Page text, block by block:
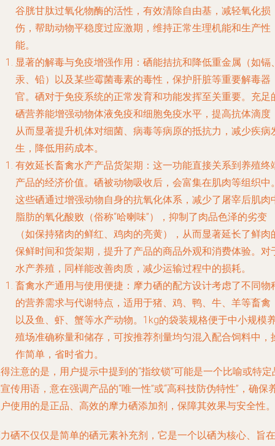
谷胱甘肽过氧化物酶的活性，有效清除自由基，减轻氧化损
伤，帮助动物平稳度过应激期，维持正常生理机能和生产性
能。
显著的解毒与免疫增强作用 ：硒能拮抗和降低重金属（如镉
汞、铅）以及某些霉菌毒素的毒性，保护肝脏等重要解毒器
官。硒对于免疫系统的正常发育和功能发挥至关重要。充足
硒营养能增强动物体液免疫和细胞免疫水平，提高抗体滴度
从而显著提升机体对细菌、病毒等病原的抵抗力，减少疾病
生，降低用药成本。
有效延长畜禽水产产品货架期 ：这一功能直接关系到养殖终
产品的经济价值。硒被动物吸收后，会富集在肌肉等组织中
这些硒通过增强动物自身的抗氧化体系，减少了屠宰后肌肉
脂肪的氧化酸败（俗称“哈喇味”），抑制了肉品色泽的劣变
（如保持猪肉的鲜红、鸡肉的亮黄），从而显著延长了鲜肉
保鲜时间和货架期，提升了产品的商品外观和消费体验。对
水产养殖，同样能改善肉质，减少运输过程中的损耗。
畜禽水产通用与使用便捷 ：摩力硒的配方设计考虑了不同物
的营养需求与代谢特点，适用于猪、鸡、鸭、牛、羊等畜禽
以及鱼、虾、蟹等水产动物。1kg的袋装规格便于中小规模
殖场准确称量和储存，可按推荐剂量均匀混入配合饲料中，
作简单，省时省力。
注意的是，用户提示中提到的“指纹锁”可能是一个比喻或特定
传用语，意在强调产品的“唯一性”或“高科技防伪特性”，确保
使用的是正品、高效的摩力硒添加剂，保障其效果与安全性。
硒不仅仅是简单的硒元素补充剂，它是一个以硒为核心、旨在